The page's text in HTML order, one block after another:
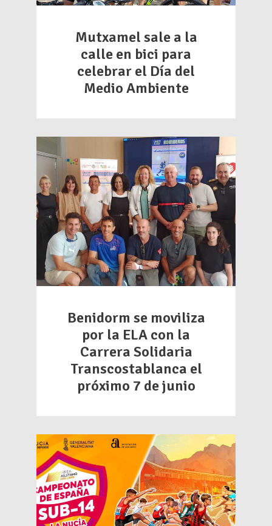
Mutxamel sale a la
calle en bici para
celebrar el Día del
Medio Ambiente
Benidorm se moviliza
por la ELA con la
Carrera Solidaria
Transcostablanca el
próximo 7 de junio